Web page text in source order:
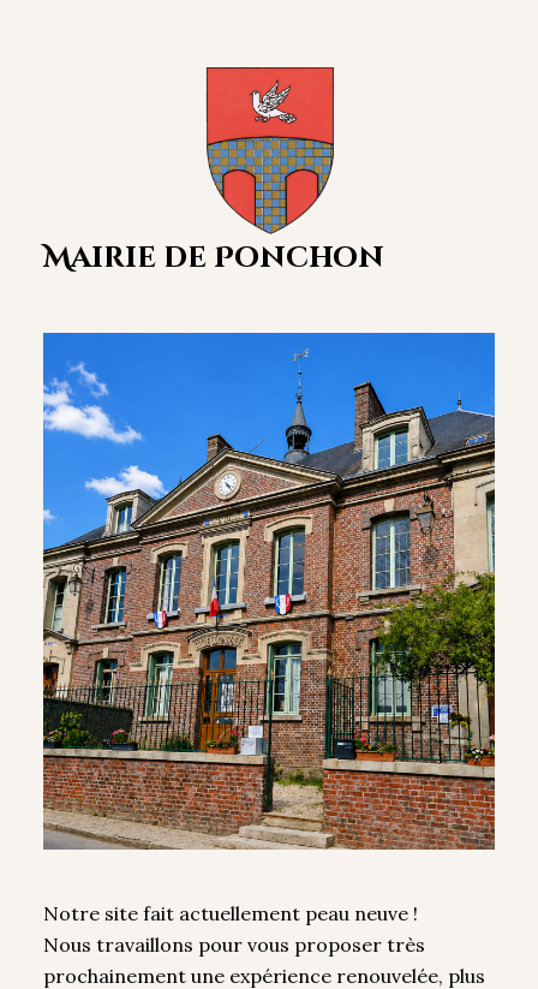
Mairie de Ponchon
Notre site fait actuellement peau neuve !
Nous travaillons pour vous proposer très
prochainement une expérience renouvelée, plus